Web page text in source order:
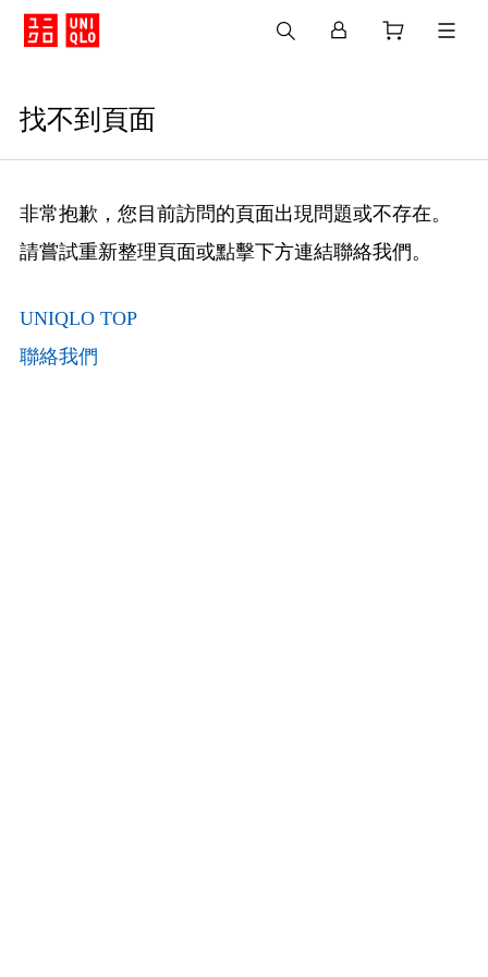
找不到頁面
非常抱歉，您目前訪問的頁面出現問題或不存在。
請嘗試重新整理頁面或點擊下方連結聯絡我們。
UNIQLO TOP
聯絡我們